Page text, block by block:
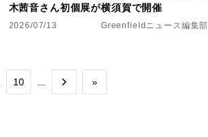
木茜音さん初個展が横須賀で開催
2026/07/13 Greenfieldニュース編集部
10 ... »